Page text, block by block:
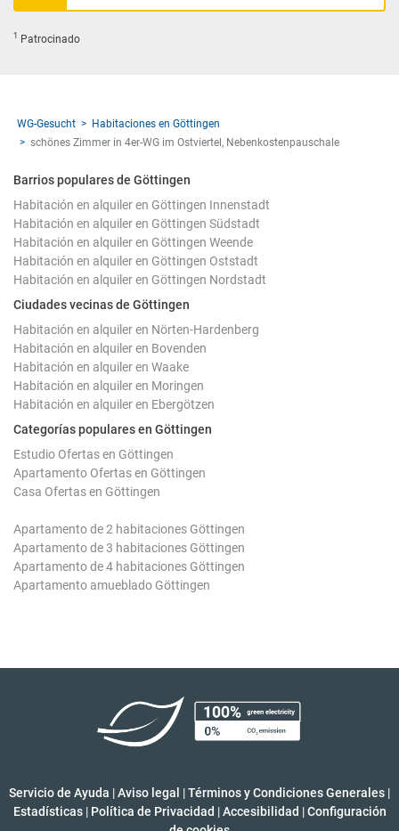
1 Patrocinado
WG-Gesucht
Habitaciones en Göttingen
schönes Zimmer in 4er-WG im Ostviertel, Nebenkostenpauschale
Barrios populares de Göttingen
Habitación en alquiler en Göttingen Innenstadt
Habitación en alquiler en Göttingen Südstadt
Habitación en alquiler en Göttingen Weende
Habitación en alquiler en Göttingen Oststadt
Habitación en alquiler en Göttingen Nordstadt
Ciudades vecinas de Göttingen
Habitación en alquiler en Nörten-Hardenberg
Habitación en alquiler en Bovenden
Habitación en alquiler en Waake
Habitación en alquiler en Moringen
Habitación en alquiler en Ebergötzen
Categorías populares en Göttingen
Estudio Ofertas en Göttingen
Apartamento Ofertas en Göttingen
Casa Ofertas en Göttingen
Apartamento de 2 habitaciones Göttingen
Apartamento de 3 habitaciones Göttingen
Apartamento de 4 habitaciones Göttingen
Apartamento amueblado Göttingen
Servicio de Ayuda |Aviso legal |Términos y Condiciones Generales |
Estadísticas | Política de Privacidad | Accesibilidad | Configuración